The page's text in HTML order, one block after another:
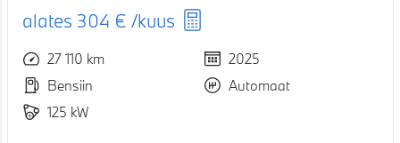
alates 304 € /kuus
27 110 km
2025
Bensiin
Automaat
125 kW